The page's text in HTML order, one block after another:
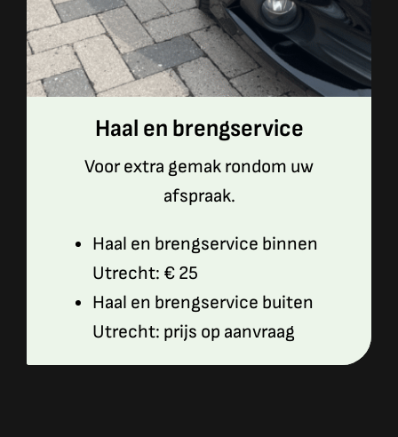
Haal en brengservice
Voor extra gemak rondom uw
afspraak.
Haal en brengservice binnen
Utrecht: € 25
Haal en brengservice buiten
Utrecht: prijs op aanvraag